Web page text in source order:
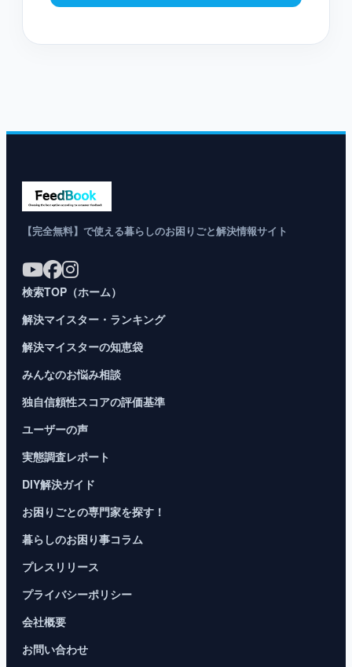
【完全無料】で使える暮らしのお困りごと解決情報サイト
検索TOP（ホーム）
解決マイスター・ランキング
解決マイスターの知恵袋
みんなのお悩み相談
独自信頼性スコアの評価基準
ユーザーの声
実態調査レポート
DIY解決ガイド
お困りごとの専門家を探す！
暮らしのお困り事コラム
プレスリリース
プライバシーポリシー
会社概要
お問い合わせ